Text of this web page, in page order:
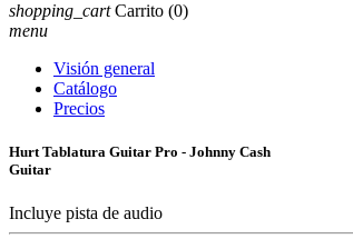
shopping_cart Carrito (0)
menu
Visión general
Catálogo
Precios
Hurt Tablatura Guitar Pro - Johnny Cash
Guitar
Incluye pista de audio